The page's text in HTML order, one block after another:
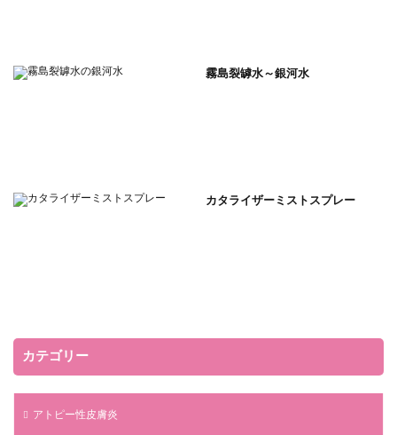
霧島裂罅水～銀河水
カタライザーミストスプレー
カテゴリー
アトピー性皮膚炎